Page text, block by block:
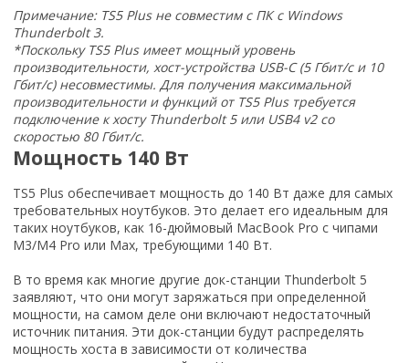
Примечание: TS5 Plus не совместим с ПК с Windows
Thunderbolt 3.
*Поскольку TS5 Plus имеет мощный уровень
производительности, хост-устройства USB-C (5 Гбит/с и 10
Гбит/с) несовместимы. Для получения максимальной
производительности и функций от TS5 Plus требуется
подключение к хосту Thunderbolt 5 или USB4 v2 со
скоростью 80 Гбит/с.
Мощность 140 Вт
TS5 Plus обеспечивает мощность до 140 Вт даже для самых
требовательных ноутбуков. Это делает его идеальным для
таких ноутбуков, как 16-дюймовый MacBook Pro с чипами
M3/M4 Pro или Max, требующими 140 Вт.
В то время как многие другие док-станции Thunderbolt 5
заявляют, что они могут заряжаться при определенной
мощности, на самом деле они включают недостаточный
источник питания. Эти док-станции будут распределять
мощность хоста в зависимости от количества